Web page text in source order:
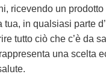
ricevendo un
tua, in qualsiasi parte
tutto ciò che c’è da
una scelta